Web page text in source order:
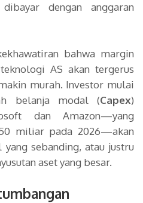
dengan anggaran
bahwa margin
AS akan tergerus
murah. Investor mulai
belanja modal (Capex)
dan Amazon—yang
miliar pada 2026—akan
sebanding, atau justru
aset yang besar.